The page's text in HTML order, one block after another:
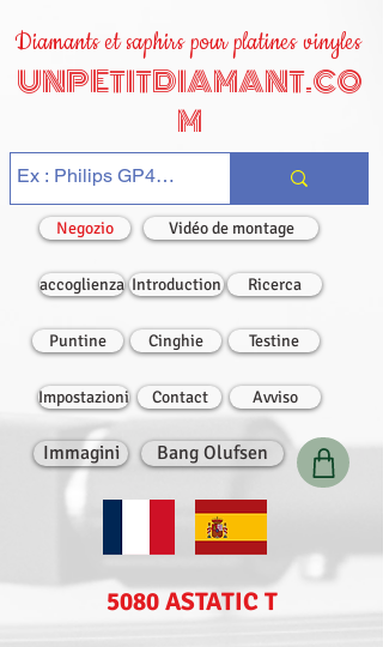
Diamants et saphirs pour platines vinyles
UNPETITDIAMANT.CO
M
Negozio Vidéo de montage
accoglienza Introduction Ricerca
Puntine Cinghie Testine
Impostazioni Contact Avviso
Immagini Bang Olufsen
5080 ASTATIC T